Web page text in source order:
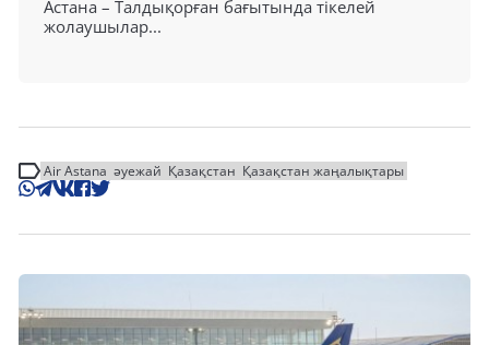
Астана – Талдықорған бағытында тікелей
жолаушылар...
Air Astana әуежай Қазақстан Қазақстан жаңалықтары